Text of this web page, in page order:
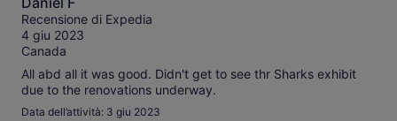
su
10
Recensione di Expedia
4 giu 2023
Canada
All abd all it was good. Didn't get to see thr Sharks exhibit
due to the renovations underway.
Data dell’attività: 3 giu 2023